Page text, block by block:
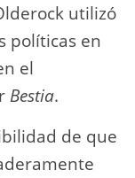
utilizó
políticas en
el
Bestia.
de que